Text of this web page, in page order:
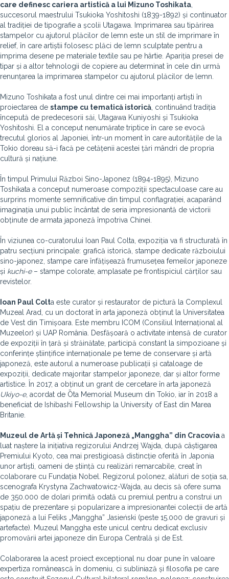
care definesc cariera artistică a lui Mizuno Toshikata
succesorul maestrului Tsukioka Yoshitoshi (1839-1892) și continuator
al tradiției de tipografie a școlii Utagawa. Imprimarea sau tipărirea
stampelor cu ajutorul plăcilor de lemn este un stil de imprimare în
relief, în care artiștii folosesc plăci de lemn sculptate pentru a
imprima desene pe materiale textile sau pe hârtie. Apariția presei de
tipar și a altor tehnologii de copiere au determinat în cele din urmă
renunțarea la imprimarea stampelor cu ajutorul plăcilor de lemn.
Mizuno Toshikata a fost unul dintre cei mai importanți artiști în
proiectarea de stampe cu tematică istorică , continuând tradiția
începută de predecesorii săi, Utagawa Kuniyoshi și Tsukioka
Yoshitoshi. El a conceput nenumărate triptice în care se evocă
trecutul glorios al Japoniei, într-un moment în care autoritățile de la
Tokio doreau să-i facă pe cetățenii acestei țări mândri de propria
cultură și națiune.
În timpul Primului Război Sino-Japonez (1894-1895), Mizuno
Toshikata a conceput numeroase compoziții spectaculoase care au
surprins momente semnificative din timpul conflagrației, acaparând
imaginația unui public încântat de seria impresionantă de victorii
obținute de armata japoneză împotriva Chinei.
În viziunea co-curatorului Ioan Paul Colta, expoziția va fi structurată în
patru secțiuni principale: grafică istorică, stampe dedicate războiului
sino-japonez, stampe care înfățișează frumusețea femeilor japoneze
și kuchi-e– stampe colorate, amplasate pe frontispiciul cărților sau
revistelor.
Ioan Paul Colta este curator și restaurator de pictură la Complexul
Muzeal Arad, cu un doctorat în arta japoneză obținut la Universitatea
de Vest din Timișoara. Este membru ICOM (Consiliul Internațional al
Muzeelor) și UAP România. Desfășoară o activitate intensă de curator
de expoziții în țară și străinătate, participă constant la simpozioane și
conferințe științifice internaționale pe teme de conservare și artă
japoneză, este autorul a numeroase publicații și cataloage de
expoziții, dedicate majoritar stampelor japoneze, dar și altor forme
artistice. În 2017, a obținut un grant de cercetare în arta japoneză
Ukiyo-e, acordat de Ōta Memorial Museum din Tokio, iar în 2018 a
beneficiat de Ishibashi Fellowship la University of East din Marea
Britanie.
Muzeul de Artă și Tehnică Japoneză „Manggha” din Cracoviaa
luat naștere la inițiativa regizorului Andrzej Wajda, după câștigarea
Premiului Kyoto, cea mai prestigioasă distincție oferită în Japonia
unor artiști, oameni de știință cu realizări remarcabile, creat în
colaborare cu Fundația Nobel. Regizorul polonez, alături de soția sa,
scenografa Krystyna Zachwatowicz-Wajda, au decis să ofere suma
de 350.000 de dolari primită odată cu premiul pentru a construi un
spațiu de prezentare și popularizare a impresionantei colecții de artă
japoneză a lui Feliks „Manggha” Jasieński (peste 15.000 de gravuri și
artefacte). Muzeul Manggha este unicul centru dedicat exclusiv
promovării artei japoneze din Europa Centrală și de Est.
Colaborarea la acest proiect excepțional nu doar pune în valoare
expertiza românească în domeniu, ci subliniază și filosofia pe care